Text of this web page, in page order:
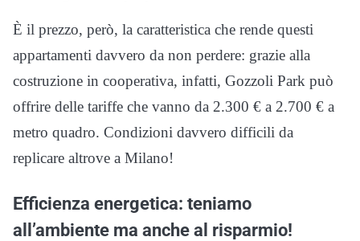
È il prezzo, però, la caratteristica che rende questi
appartamenti davvero da non perdere: grazie alla
costruzione in cooperativa, infatti, Gozzoli Park può
offrire delle tariffe che vanno da 2.300 € a 2.700 € a
metro quadro. Condizioni davvero difficili da
replicare altrove a Milano!
Efficienza energetica: teniamo
all’ambiente ma anche al risparmio!